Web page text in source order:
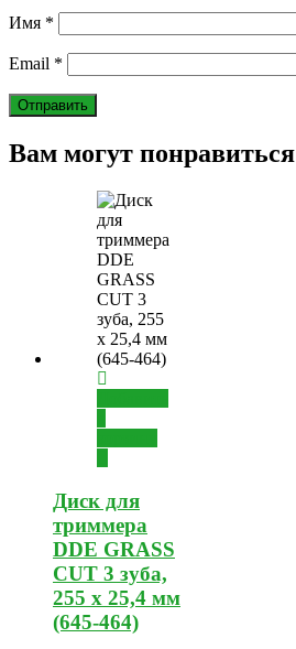
Имя *
Email *
Вам могут понравиться
Диск для
триммера
DDE GRASS
CUT 3 зуба,
255 х 25,4 мм
(645-464)